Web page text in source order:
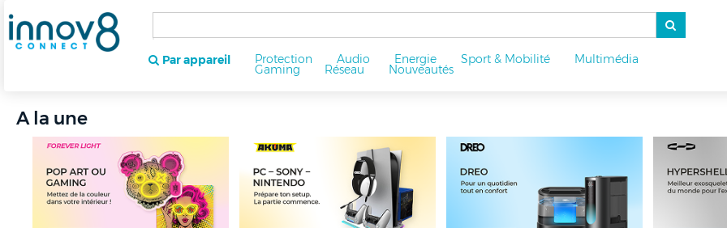
Par appareil Protection Audio Energie Sport & Mobilité Multimédia
Gaming Réseau Nouveautés
A la une